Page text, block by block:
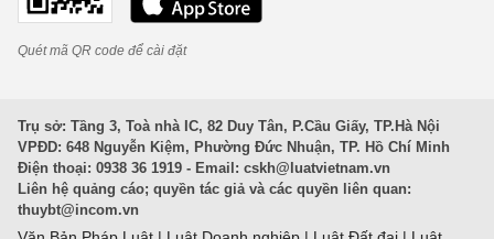
Quét mã QR code để cài đặt
Trụ sở: Tầng 3, Toà nhà IC, 82 Duy Tân, P.Cầu Giấy, TP.Hà Nội
VPĐD: 648 Nguyễn Kiệm, Phường Đức Nhuận, TP. Hồ Chí Minh
Điện thoại: 0938 36 1919 - Email: cskh@luatvietnam.vn
Liên hệ quảng cáo; quyền tác giả và các quyền liên quan:
thuybt@incom.vn